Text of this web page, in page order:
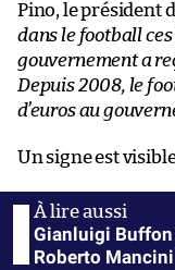
Pino, le président
dans le football
gouvernement a
Depuis 2008, le
d’euros au
Un signe est
Gianluigi
Roberto Mancini